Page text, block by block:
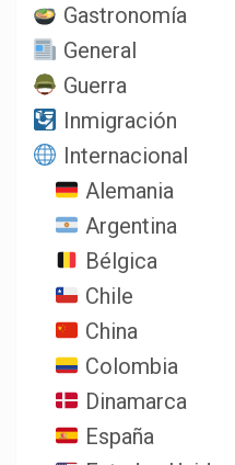
Gastronomía
General
Guerra
Inmigración
Internacional
Alemania
Argentina
Bélgica
Chile
China
Colombia
Dinamarca
España